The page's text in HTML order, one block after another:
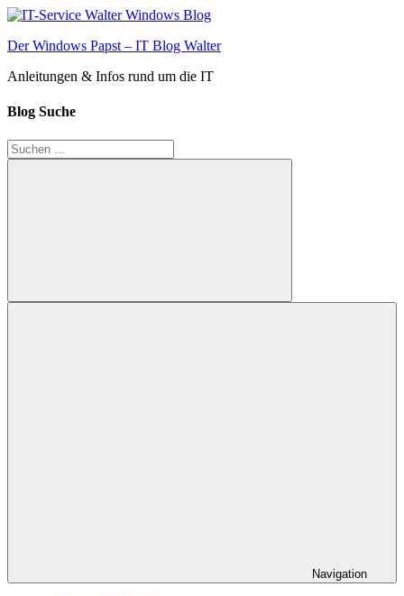
Zum
springen
Der Windows Papst – IT Blog Walter
Anleitungen & Infos rund um die IT
Blog Suche
Suchen
nach:
Suchen
Navigation